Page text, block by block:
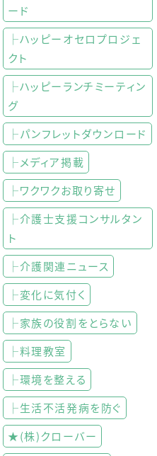
ード
├ハッピーオセロプロジェ
クト
├ハッピーランチミーティン
グ
├パンフレットダウンロード
├メディア掲載
├ワクワクお取り寄せ
├介護士支援コンサルタン
ト
├介護関連ニュース
├変化に気付く
├家族の役割をとらない
├料理教室
├環境を整える
├生活不活発病を防ぐ
★(株)クローバー